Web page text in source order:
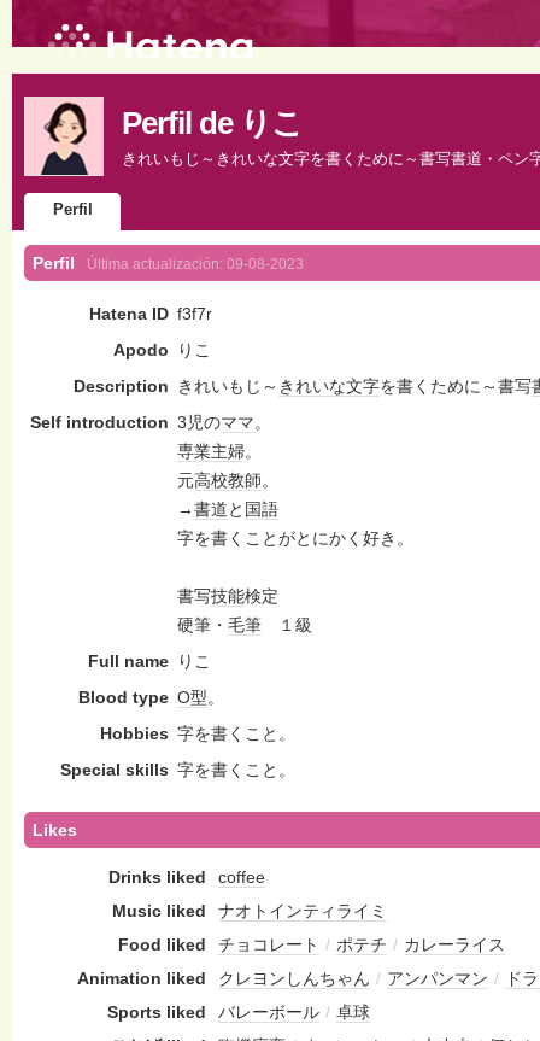
Perfil de りこ
きれいもじ～きれいな文字を書くために～書写書道・ペン
Perfil
Perfil Última actualización: 09-08-2023
Hatena ID f3f7r
Apodo
りこ
Description
きれいもじ～ きれいな文字を書くために～書写
Self introduction 3児のママ。
専業主婦。
元高校教師。
→書道と 国語
字を書くことがとにかく好き。
書写技能検定
硬筆・ 毛筆 １級
Full name
りこ
Blood type O型。
Hobbies 字を書くこと。
Special skills 字を書くこと。
Likes
Drinks liked
coffee
Music liked
ナオトインティライミ
Food liked
チョコレート / ポテチ / カレーライス
Animation liked
クレヨンしんちゃん / アンパンマン /
ド
Sports liked
バレーボール / 卓球